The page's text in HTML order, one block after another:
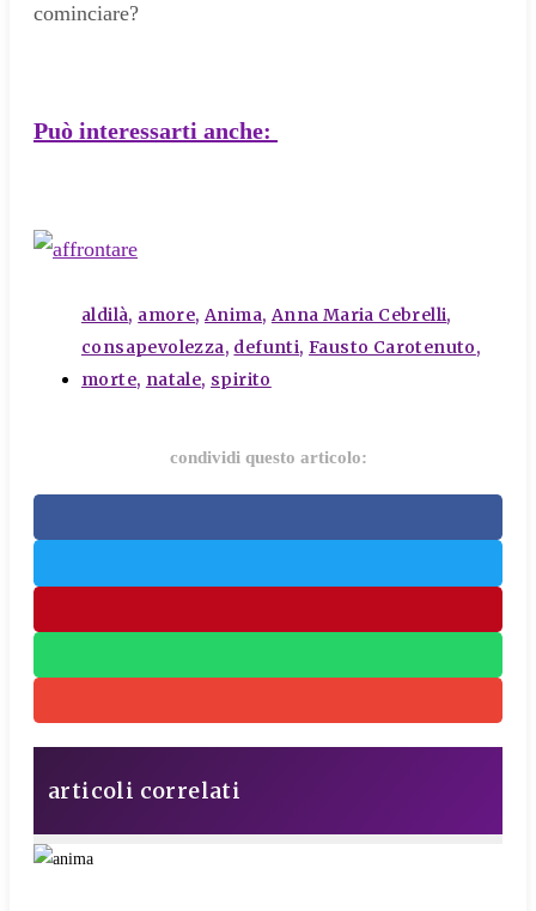
cominciare?
Può interessarti anche:
tags
aldilà, amore,Anima, Anna Maria Cebrelli,
consapevolezza, defunti,Fausto Carotenuto,
morte, natale, spirito
condividi questo articolo:
articoli correlati